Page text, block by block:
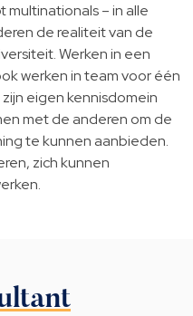
– in alle
de realiteit van de
Werken in een
werken in team voor één
eigen kennisdomein
met de anderen om de
te kunnen aanbieden.
zich kunnen